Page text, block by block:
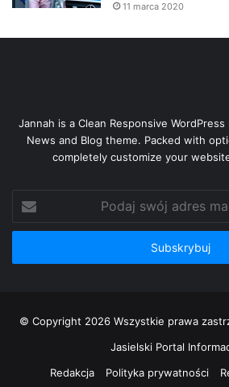
11 marca 2020
Jannah is a Clean Responsive
News and Blog theme. Packed with
completely customize your
Podaj
swój
adres
© Copyright 2026 Wszystkie prawa
Jasielski Portal
Redakcja
Polityka prywatności